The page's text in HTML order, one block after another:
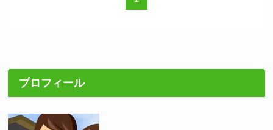
プロフィール